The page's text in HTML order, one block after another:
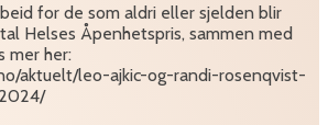
for de som aldri eller sjelden blir
Helses Åpenhetspris, sammen med
mer her:
aktuelt/leo-ajkic-og-randi-rosenqvist-